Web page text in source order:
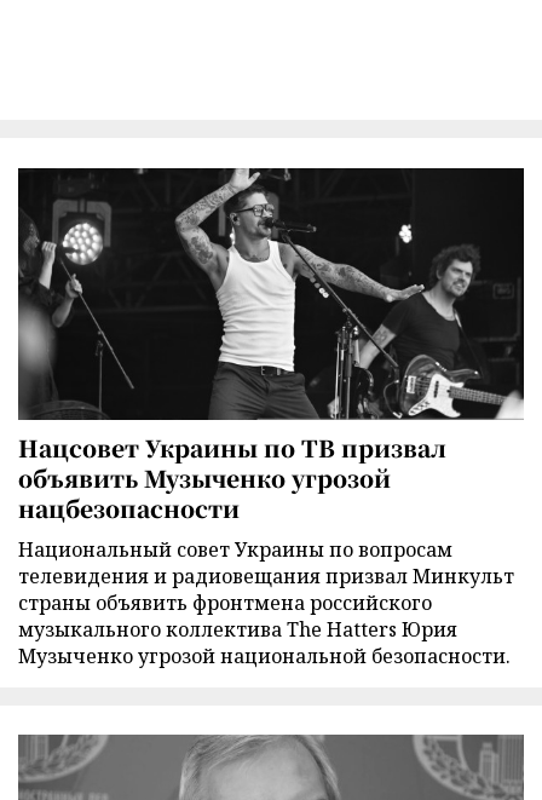
Нацсовет Украины по ТВ призвал
объявить Музыченко угрозой
нацбезопасности
Национальный совет Украины по вопросам
телевидения и радиовещания призвал Минкульт
страны объявить фронтмена российского
музыкального коллектива The Hatters Юрия
Музыченко угрозой национальной безопасности.